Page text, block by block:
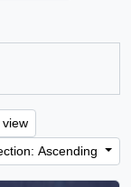
view
Ascending